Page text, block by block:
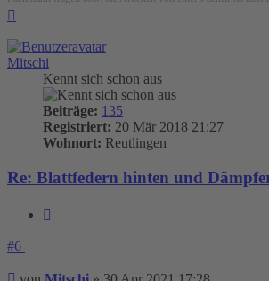
Mitschi
Kennt sich schon aus
Beiträge: 135
Registriert: 20 Mär 2018 21:27
Wohnort: Reutlingen
Re: Blattfedern hinten und
#6
Beitrag